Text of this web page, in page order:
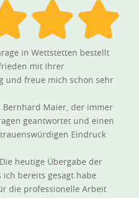
in Wettstetten bestellt
mit Ihrer
und freue mich schon sehr
Bernhard Maier, der immer
geantwortet und einen
Eindruck
heutige Übergabe der
ich bereits gesagt habe.
die professionelle Arbeit